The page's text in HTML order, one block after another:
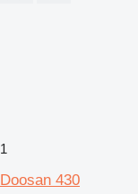
1
Doosan 430